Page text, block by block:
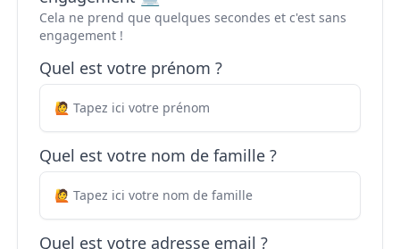
Cela ne prend que quelques secondes et c'est sans
engagement !
Quel est votre prénom ?
Quel est votre nom de famille ?
Quel est votre adresse email ?